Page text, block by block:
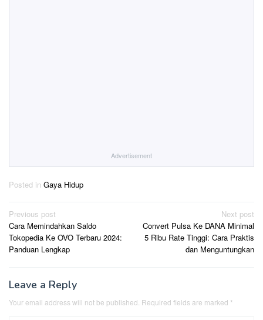
Advertisement
Posted in Gaya Hidup
Post
navigation
Previous post
Cara Memindahkan Saldo
Tokopedia Ke OVO Terbaru 2024:
Panduan Lengkap
Next post
Convert Pulsa Ke DANA Minimal
5 Ribu Rate Tinggi: Cara Praktis
dan Menguntungkan
Leave a Reply
Your email address will not be published. Required fields are marked *